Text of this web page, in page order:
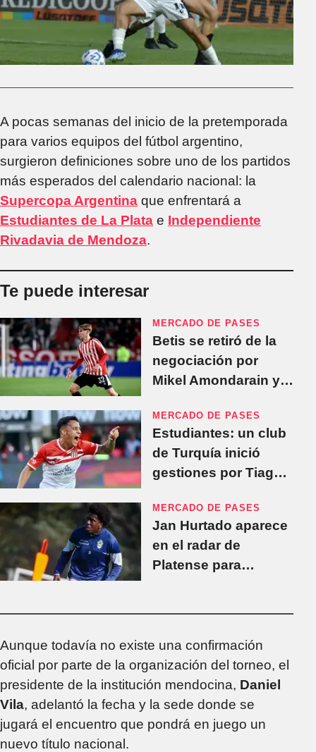
A pocas semanas del inicio de la pretemporada
para varios equipos del fútbol argentino,
surgieron definiciones sobre uno de los partidos
más esperados del calendario nacional: la
Supercopa Argentina que enfrentará a
Estudiantes de La Plata e Independiente
Rivadavia de Mendoza.
Te puede interesar
MERCADO DE PASES
Betis se retiró de la
negociación por
Mikel Amondarain y
nuevas ofertas
MERCADO DE PASES
Estudiantes: un club
de Turquía inició
gestiones por Tiago
chances de una
venta
MERCADO DE PASES
Jan Hurtado aparece
en el radar de
Platense para
Aunque todavía no existe una confirmación
oficial por parte de la organización del torneo, el
presidente de la institución mendocina, Daniel
Vila, adelantó la fecha y la sede donde se
jugará el encuentro que pondrá en juego un
nuevo título nacional.